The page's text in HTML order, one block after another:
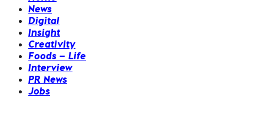
News
Digital
Insight
Creativity
Foods – Life
Interview
PR News
Jobs